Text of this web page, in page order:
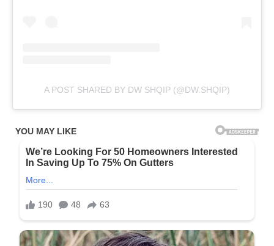
A POST SHARED BY DW SHQIP (@DW.SHQIP)